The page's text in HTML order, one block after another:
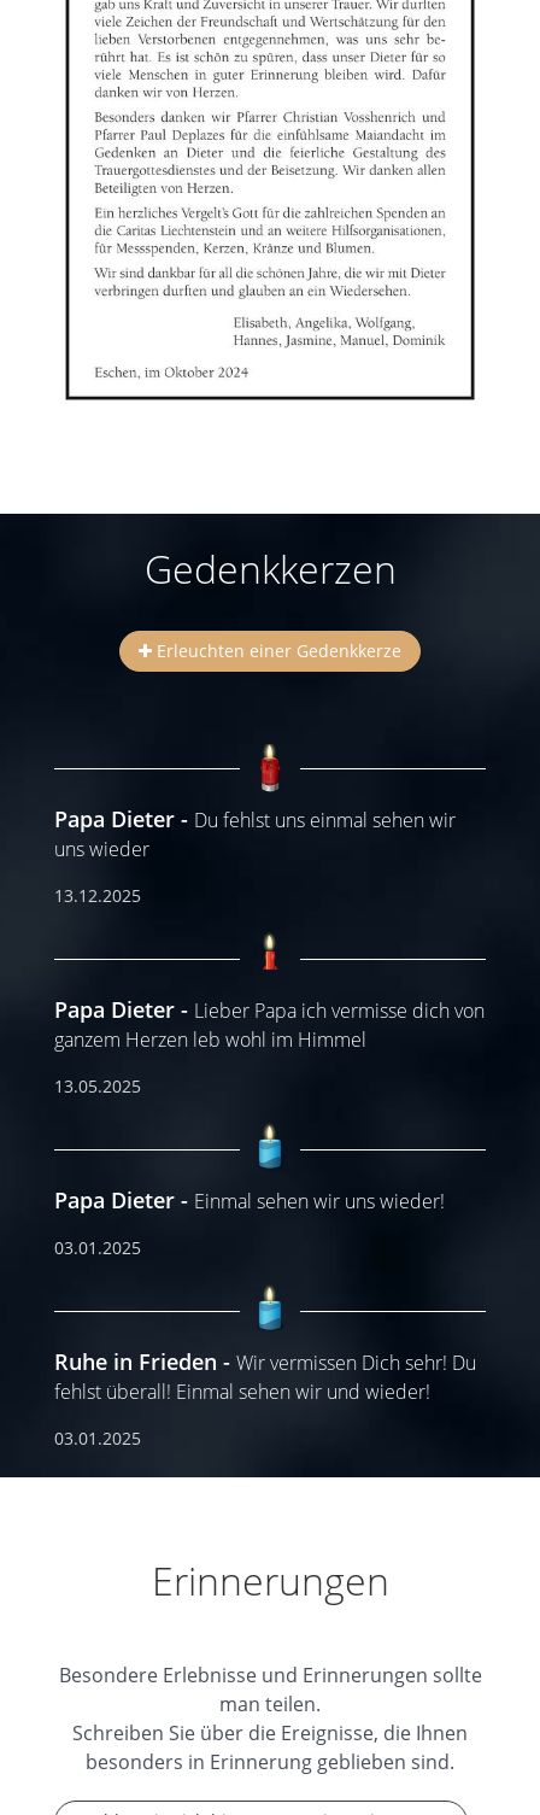
Gedenkkerzen
Erleuchten einer Gedenkkerze
Papa Dieter
Du fehlst uns einmal sehen wir
uns wieder
13.12.2025
Papa Dieter
Lieber Papa ich vermisse dich von
ganzem Herzen leb wohl im Himmel
13.05.2025
Papa Dieter Einmal sehen wir uns wieder!
03.01.2025
Ruhe in Frieden
Wir vermissen Dich sehr! Du
fehlst überall! Einmal sehen wir und wieder!
03.01.2025
Erinnerungen
Besondere Erlebnisse und Erinnerungen sollte
man teilen.
Schreiben Sie über die Ereignisse, die Ihnen
besonders in Erinnerung geblieben sind.